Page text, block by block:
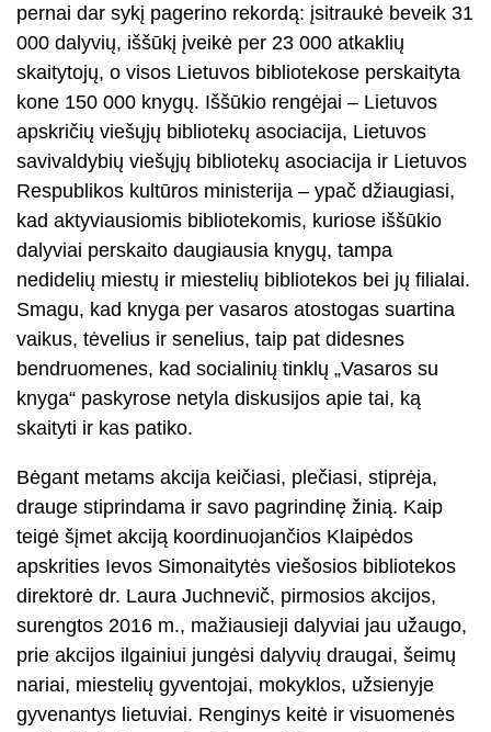
pernai dar sykį pagerino rekordą: įsitraukė beveik 31
000 dalyvių, iššūkį įveikė per 23 000 atkaklių
skaitytojų, o visos Lietuvos bibliotekose perskaityta
kone 150 000 knygų. Iššūkio rengėjai – Lietuvos
apskričių viešųjų bibliotekų asociacija, Lietuvos
savivaldybių viešųjų bibliotekų asociacija ir Lietuvos
Respublikos kultūros ministerija – ypač džiaugiasi,
kad aktyviausiomis bibliotekomis, kuriose iššūkio
dalyviai perskaito daugiausia knygų, tampa
nedidelių miestų ir miestelių bibliotekos bei jų filialai.
Smagu, kad knyga per vasaros atostogas suartina
vaikus, tėvelius ir senelius, taip pat didesnes
bendruomenes, kad socialinių tinklų „Vasaros su
knyga“ paskyrose netyla diskusijos apie tai, ką
skaityti ir kas patiko.
Bėgant metams akcija keičiasi, plečiasi, stiprėja,
drauge stiprindama ir savo pagrindinę žinią. Kaip
teigė šįmet akciją koordinuojančios Klaipėdos
apskrities Ievos Simonaitytės viešosios bibliotekos
direktorė dr. Laura Juchnevič, pirmosios akcijos,
surengtos 2016 m., mažiausieji dalyviai jau užaugo,
prie akcijos ilgainiui jungėsi dalyvių draugai, šeimų
nariai, miestelių gyventojai, mokyklos, užsienyje
gyvenantys lietuviai. Renginys keitė ir visuomenės